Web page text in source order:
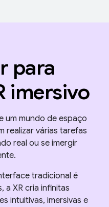
para
imersivo
um mundo de espaço
realizar várias tarefas
real ou se imergir
tradicional é
a XR cria infinitas
intuitivas, imersivas e